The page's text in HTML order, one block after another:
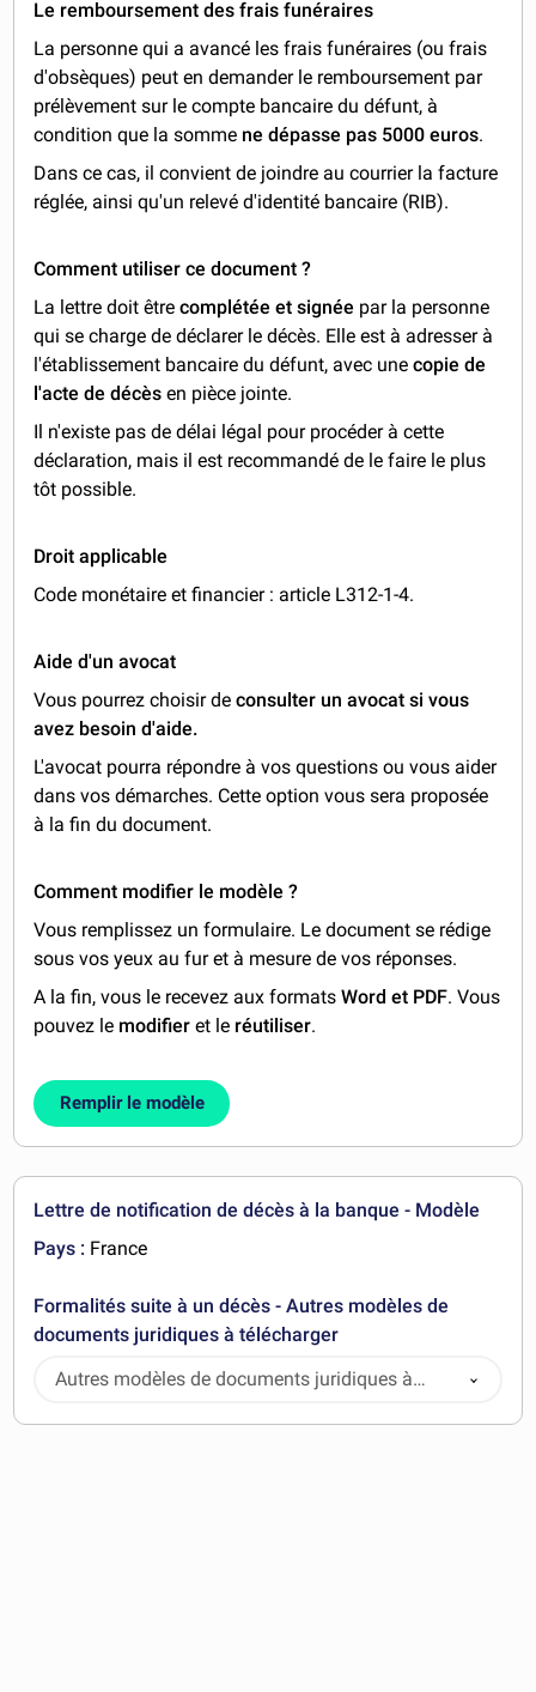
Le remboursement des frais funéraires
La personne qui a avancé les frais funéraires (ou frais
d'obsèques) peut en demander le remboursement par
prélèvement sur le compte bancaire du défunt, à
condition que la somme ne dépasse pas 5000 euros.
Dans ce cas, il convient de joindre au courrier la facture
réglée, ainsi qu'un relevé d'identité bancaire (RIB).
Comment utiliser ce document ?
La lettre doit êtrecomplétée et signée par la personne
qui se charge de déclarer le décès. Elle est à adresser à
l'établissement bancaire du défunt, avec unecopie de
l'acte de décès en pièce jointe.
Il n'existe pas de délai légal pour procéder à cette
déclaration, mais il est recommandé de le faire le plus
tôt possible.
Droit applicable
Code monétaire et financier : article L312-1-4.
Aide d'un avocat
Vous pourrez choisir deconsulter un avocat si vous
avez besoin d'aide.
L'avocat pourra répondre à vos questions ou vous aider
dans vos démarches. Cette option vous sera proposée
à la fin du document.
Comment modifier le modèle ?
Vous remplissez un formulaire. Le document se rédige
sous vos yeux au fur et à mesure de vos réponses.
A la fin, vous le recevez aux formatsWord et PDF. Vous
pouvez le modifier et le réutiliser.
Remplir le modèle
Lettre de notification de décès à la banque - Modèle
Pays : France
Formalités suite à un décès - Autres modèles de
documents juridiques à télécharger
Autres modèles de documents juridiques à
télécharger